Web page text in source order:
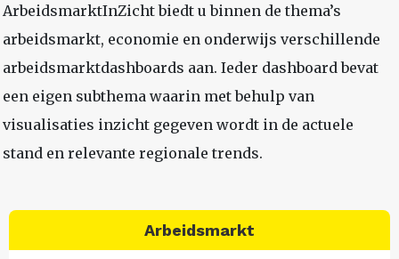
ArbeidsmarktInZicht biedt u binnen de thema’s
arbeidsmarkt, economie en onderwijs verschillende
arbeidsmarktdashboards aan. Ieder dashboard bevat
een eigen subthema waarin met behulp van
visualisaties inzicht gegeven wordt in de actuele
stand en relevante regionale trends.
Arbeidsmarkt